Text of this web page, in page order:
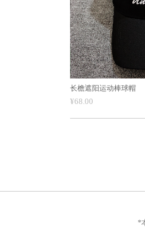
长檐遮阳运动棒球帽
¥68.00
*